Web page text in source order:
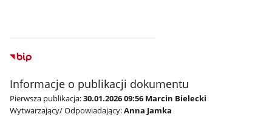
Informacje o publikacji dokumentu
Pierwsza publikacja:30.01.2026 09:56 Marcin Bielecki
Wytwarzający/ Odpowiadający:Anna Jamka